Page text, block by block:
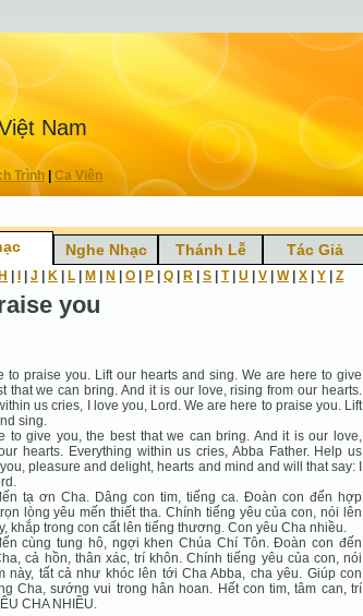
Nam
Trình Ca Viên
Nghe Nhạc Thánh Lễ Tác Giả
H J K L M N O P Q R S T| U V W| X Y Z
you
to praise you. Lift our hearts and sing. We are here to give
that we can bring. And it is our love, rising from our hearts.
us cries, I love you, Lord. We are here to praise you. Lift
sing.
to give you, the best that we can bring. And it is our love,
hearts. Everything within us cries, Abba Father. Help us
pleasure and delight, hearts and mind and will that say: I
tạ ơn Cha. Dâng con tim, tiếng ca. Đoàn con đến hợp
lòng yêu mến thiết tha. Chính tiếng yêu của con, nói lên
khắp trong con cất lên tiếng thương. Con yêu Cha nhiều.
cùng tung hô, ngợi khen Chúa Chí Tôn. Đoàn con đến
cả hồn, thân xác, trí khôn. Chính tiếng yêu của con, nói
này, tất cả như khóc lên tới Cha Abba, cha yêu. Giúp con
Cha, sướng vui trong hân hoan. Hết con tim, tâm can, trí
CHA NHIỀU.